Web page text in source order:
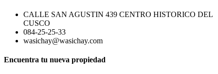
CALLE SAN AGUSTIN 439 CENTRO HISTORICO DEL
CUSCO
084-25-25-33
wasichay@wasichay.com
Encuentra tu nueva propiedad